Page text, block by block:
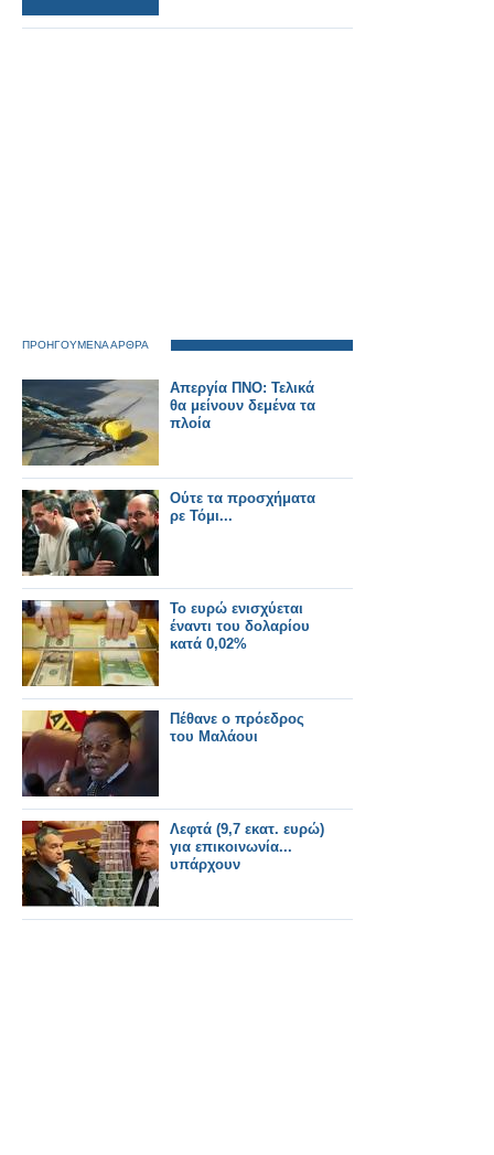
ΠΡΟΗΓΟΥΜΕΝΑ ΑΡΘΡΑ
Aπεργία ΠΝΟ: Τελικά
θα μείνουν δεμένα τα
πλοία
Ούτε τα προσχήματα
ρε Τόμι...
Το ευρώ ενισχύεται
έναντι του δολαρίου
κατά 0,02%
Πέθανε ο πρόεδρος
του Μαλάουι
Λεφτά (9,7 εκατ. ευρώ)
για επικοινωνία...
υπάρχουν